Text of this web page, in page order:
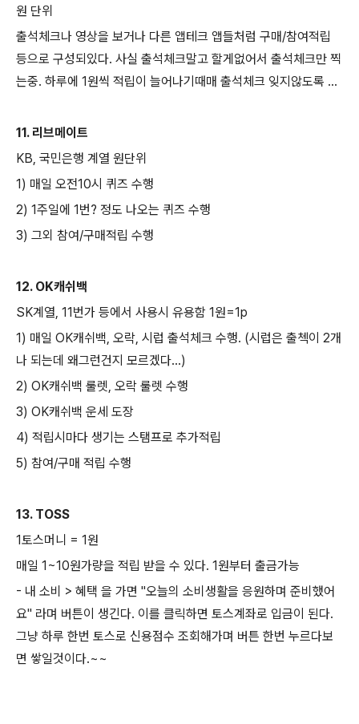
원 단위
출석체크나 영상을 보거나 다른 앱테크 앱들처럼 구매/참여적립
등으로 구성되있다. 사실 출석체크말고 할게없어서 출석체크만 찍
는중. 하루에 1원씩 적립이 늘어나기때매 출석체크 잊지않도록 ...
11. 리브메이트
KB, 국민은행 계열 원단위
1) 매일 오전10시 퀴즈 수행
2) 1주일에 1번? 정도 나오는 퀴즈 수행
3) 그외 참여/구매적립 수행
12. OK캐쉬백
SK계열, 11번가 등에서 사용시 유용함 1원=1p
1) 매일 OK캐쉬백, 오락, 시럽 출석체크 수행. (시럽은 출첵이 2개
나 되는데 왜그런건지 모르겠다...)
2) OK캐쉬백 룰렛, 오락 룰렛 수행
3) OK캐쉬백 운세 도장
4) 적립시마다 생기는 스탬프로 추가적립
5) 참여/구매 적립 수행
13. TOSS
1토스머니 = 1원
매일 1~10원가량을 적립 받을 수 있다. 1원부터 출금가능
- 내 소비 > 혜택 을 가면 "오늘의 소비생활을 응원하며 준비했어
요" 라며 버튼이 생긴다. 이를 클릭하면 토스계좌로 입금이 된다.
그냥 하루 한번 토스로 신용점수 조회해가며 버튼 한번 누르다보
면 쌓일것이다.~~